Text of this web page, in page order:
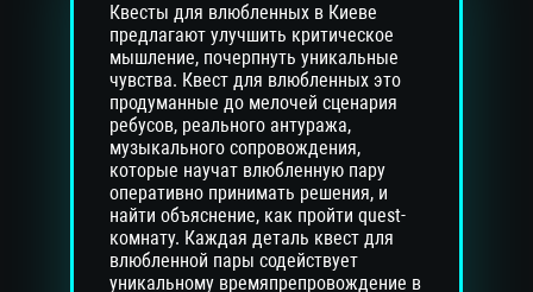
Квесты для влюбленных в Киеве
предлагают улучшить критическое
мышление, почерпнуть уникальные
чувства. Квест для влюбленных это
продуманные до мелочей сценария
ребусов, реального антуража,
музыкального сопровождения,
которые научат влюбленную пару
оперативно принимать решения, и
найти объяснение, как пройти quest-
комнату. Каждая деталь квест для
влюбленной пары содействует
уникальному времяпрепровождение в